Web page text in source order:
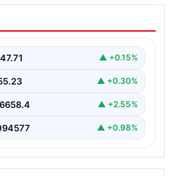
suikast timindeki
çıktı. Gizli
47.71 ▲ +0.15%
▲ +0.30%
6658.4 ▲ +2.55%
▲ +0.98%